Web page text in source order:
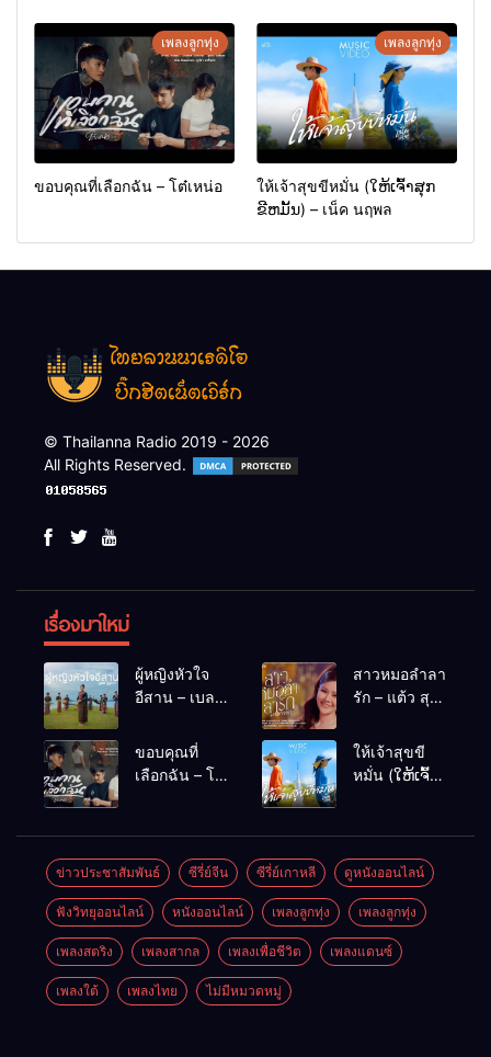
เพลงลูกทุ่ง
ขอบคุณที่เลือกฉัน – โต๋เหน่อ
เพลงลูกทุ่ง
ให้เจ้าสุขขีหมั่น (ໃຫ້ເຈົ້າສຸກ
ຂີຫມັ້ນ) – เน็ค นฤพล
© Thailanna Radio 2019 - 2026
All Rights Reserved.
เรื่องมาใหม่
ผู้หญิงหัวใจ
อีสาน – เบลล์
[COVER
VERSION]
สาวหมอลำลา
รัก – แต้ว สุ
ขอบคุณที่
เลือกฉัน – โต๋
ให้เจ้าสุขขี
หมั่น (ໃຫ້ເຈົ້າ
ข่าวประชาสัมพันธ์ ซีรี่ย์จีน ซีรี่ย์เกาหลี ดูหนังออนไลน์
ฟังวิทยุออนไลน์ หนังออนไลน์ เพลงลูกทุ่ง เพลงลูกทุ่ง
เพลงสตริง เพลงสากล เพลงเพื่อชีวิต เพลงแดนซ์
เพลงใต้ เพลงไทย ไม่มีหมวดหมู่